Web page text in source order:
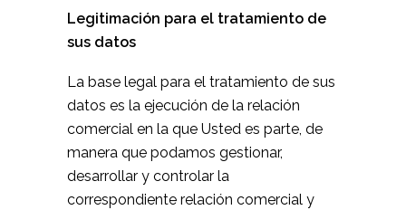
Legitimación para el tratamiento de
sus datos
La base legal para el tratamiento de sus
datos es la ejecución de la relación
comercial en la que Usted es parte, de
manera que podamos gestionar,
desarrollar y controlar la
correspondiente relación comercial y